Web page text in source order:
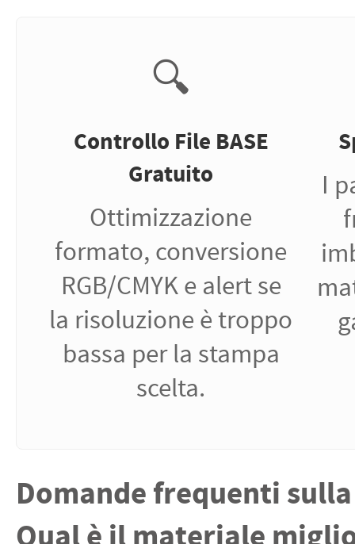
🔍
Controllo File BASE
Gratuito
Ottimizzazione
formato, conversione
RGB/CMYK e alert se
la risoluzione è troppo
bassa per la stampa
scelta.
I
Domande frequenti